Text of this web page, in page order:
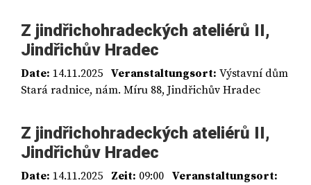
Z jindřichohradeckých ateliérů II,
Jindřichův Hradec
Date: 14.11.2025 Veranstaltungsort: Výstavní dům
Stará radnice, nám. Míru 88, Jindřichův Hradec
Z jindřichohradeckých ateliérů II,
Jindřichův Hradec
Date: 14.11.2025 Zeit: 09:00 Veranstaltungsort: